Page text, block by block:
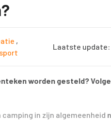
,
Laatste update:
worden gesteld?
camping in zijn algemeenheid